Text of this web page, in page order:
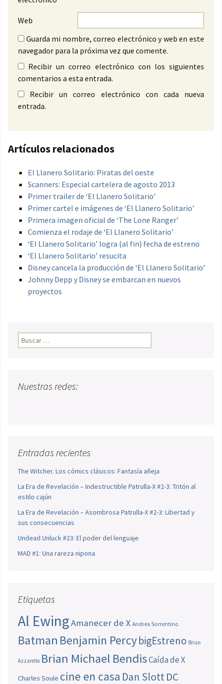
Web
Guarda mi nombre, correo electrónico y web en este
navegador para la próxima vez que comente.
Recibir un correo electrónico con los siguientes
comentarios a esta entrada.
Recibir un correo electrónico con cada nueva
entrada.
Artículos relacionados
El Llanero Solitario: Piratas del oeste
Scanners: Especial cartelera de agosto 2013
Primer trailer de ‘El Llanero Solitario’
Primer cartel e imágenes de ‘El Llanero Solitario’
Primera imagen oficial de ‘The Lone Ranger’
Comienza el rodaje de ‘El Llanero Solitario’
‘El Llanero Solitario’ logra (al fin) fecha de estreno
‘El Llanero Solitario’ resucita
Disney cancela la producción de ‘El Llanero Solitario’
Johnny Depp y Disney se embarcan en nuevos
proyectos
Buscar:
Nuestras redes:
Entradas recientes
The Witcher. Los cómics clásicos: Fantasía añeja
La Era de Revelación – Indestructible Patrulla-X #2-3: Tritón al
estilo cajún
La Era de Revelación – Asombrosa Patrulla-X #2-3: Libertad y
sus consecuencias
Undead Unluck #23: El poder del lenguaje
MAD #1: Una rareza nipona
Etiquetas
Al EwingAmanecer de X Andrea Sorrentino
Batman Benjamin PercybigEstreno Brian
Azzarello Brian Michael BendisCaída de X
Charles Soule cine en casa Dan SlottDC